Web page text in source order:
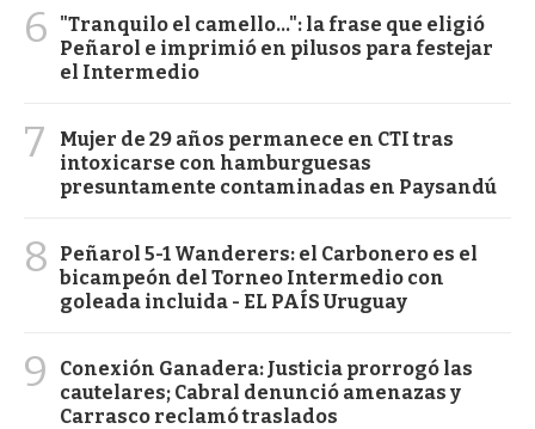
6
"Tranquilo el camello...": la frase que eligió
Peñarol e imprimió en pilusos para festejar
el Intermedio
7
Mujer de 29 años permanece en CTI tras
intoxicarse con hamburguesas
presuntamente contaminadas en Paysandú
8
Peñarol 5-1 Wanderers: el Carbonero es el
bicampeón del Torneo Intermedio con
goleada incluida - EL PAÍS Uruguay
9
Conexión Ganadera: Justicia prorrogó las
cautelares; Cabral denunció amenazas y
Carrasco reclamó traslados